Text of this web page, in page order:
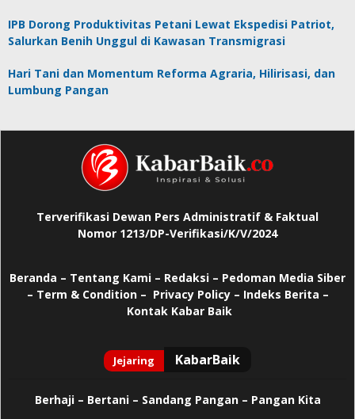
IPB Dorong Produktivitas Petani Lewat Ekspedisi Patriot,
Salurkan Benih Unggul di Kawasan Transmigrasi
Hari Tani dan Momentum Reforma Agraria, Hilirisasi, dan
Lumbung Pangan
Terverifikasi Dewan Pers Administratif & Faktual
Nomor 1213/DP-Verifikasi/K/V/2024
Beranda – Tentang Kami – Redaksi – Pedoman Media Siber
– Term & Condition – Privacy Policy– Indeks Berita –
Kontak Kabar Baik
Berhaji– Bertani – Sandang Pangan – Pangan Kita